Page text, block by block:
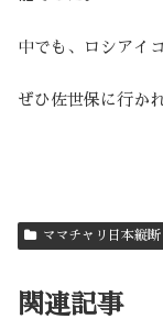
中でも、ロシアイ
ぜひ佐世保に行か
ママチャリ日本縦断
関連記事